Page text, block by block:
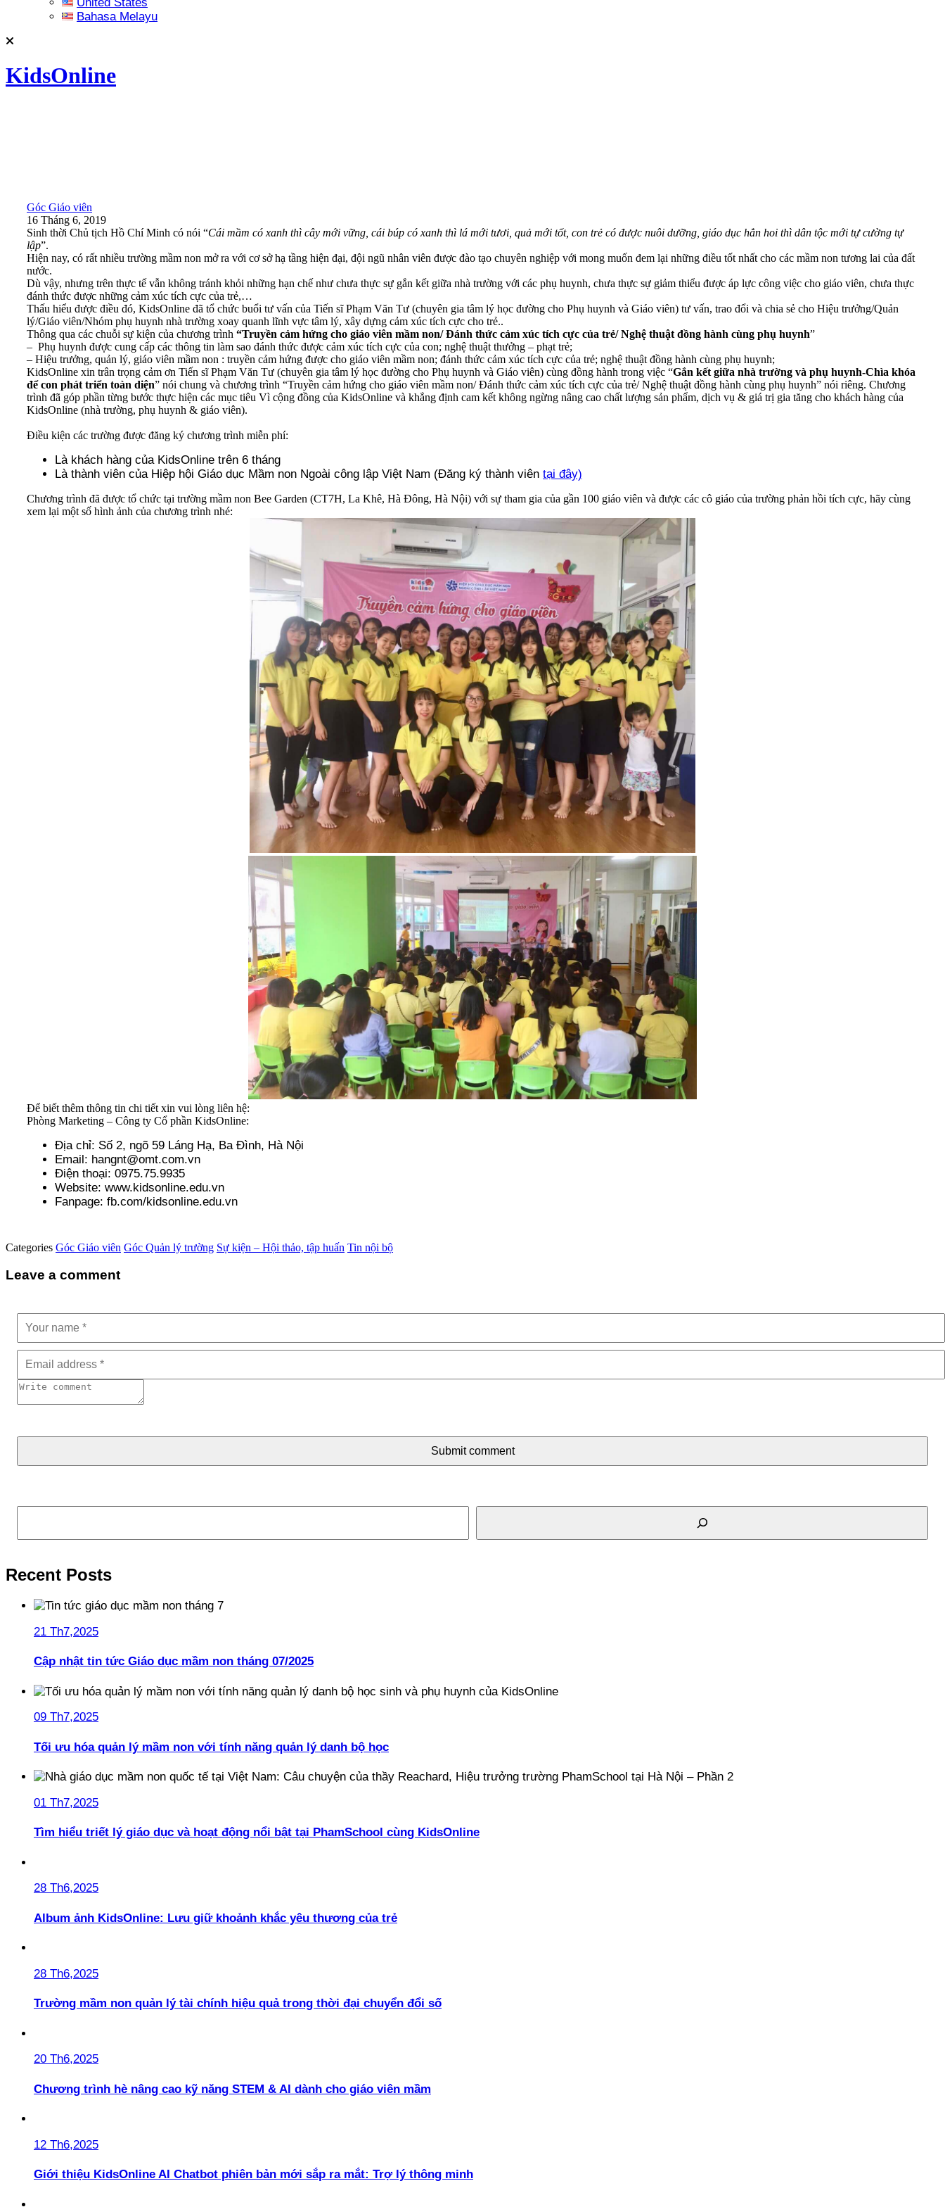
Bahasa Melayu
KidsOnline
Góc Giáo viên
16 Tháng 6, 2019
Sinh thời Chủ tịch Hồ Chí Minh có nói “Cái mầm có xanh thì cây mới vững, cái búp có xanh thì lá mới tươi, quả mới tốt, con trẻ có được nuôi dưỡng, giáo dục hẳn hoi thì dân tộc mới tự cường tự
lập”.
Hiện nay, có rất nhiều trường mầm non mở ra với cơ sở hạ tầng hiện đại, đội ngũ nhân viên được đào tạo chuyên nghiệp với mong muốn đem lại những điều tốt nhất cho các mầm non tương lai của đất
nước.
Dù vậy, nhưng trên thực tế vẫn không tránh khỏi những hạn chế như chưa thực sự gắn kết giữa nhà trường với các phụ huynh, chưa thực sự giảm thiểu được áp lực công việc cho giáo viên, chưa thực
đánh thức được những cảm xúc tích cực của trẻ,…
Thấu hiểu được điều đó, KidsOnline đã tổ chức buổi tư vấn của Tiến sĩ Phạm Văn Tư (chuyên gia tâm lý học đường cho Phụ huynh và Giáo viên) tư vấn, trao đổi và chia sẻ cho Hiệu trưởng/Quản
lý/Giáo viên/Nhóm phụ huynh nhà trường xoay quanh lĩnh vực tâm lý, xây dựng cảm xúc tích cực cho trẻ..
Thông qua các chuỗi sự kiện của chương trình “Truyền cảm hứng cho giáo viên mầm non/ Đánh thức cảm xúc tích cực của trẻ/ Nghệ thuật đồng hành cùng phụ huynh”
– Phụ huynh được cung cấp các thông tin làm sao đánh thức được cảm xúc tích cực của con; nghệ thuật thưởng – phạt trẻ;
– Hiệu trưởng, quản lý, giáo viên mầm non : truyền cảm hứng được cho giáo viên mầm non; đánh thức cảm xúc tích cực của trẻ; nghệ thuật đồng hành cùng phụ huynh;
KidsOnline xin trân trọng cảm ơn Tiến sĩ Phạm Văn Tư (chuyên gia tâm lý học đường cho Phụ huynh và Giáo viên) cùng đồng hành trong việc “Gắn kết giữa nhà trường và phụ huynh-Chìa khóa
để con phát triển toàn diện” nói chung và chương trình “Truyền cảm hứng cho giáo viên mầm non/ Đánh thức cảm xúc tích cực của trẻ/ Nghệ thuật đồng hành cùng phụ huynh” nói riêng. Chương
trình đã góp phần từng bước thực hiện các mục tiêu Vì cộng đồng của KidsOnline và khẳng định cam kết không ngừng nâng cao chất lượng sản phẩm, dịch vụ & giá trị gia tăng cho khách hàng của
KidsOnline (nhà trường, phụ huynh & giáo viên).
Điều kiện các trường được đăng ký chương trình miễn phí:
Là khách hàng của KidsOnline trên 6 tháng
Là thành viên của Hiệp hội Giáo dục Mầm non Ngoài công lập Việt Nam (Đăng ký thành viên tại đây)
Chương trình đã được tổ chức tại trường mầm non Bee Garden (CT7H, La Khê, Hà Đông, Hà Nội) với sự tham gia của gần 100 giáo viên và được các cô giáo của trường phản hồi tích cực, hãy cùng
xem lại một số hình ảnh của chương trình nhé:
Để biết thêm thông tin chi tiết xin vui lòng liên hệ:
Phòng Marketing – Công ty Cổ phần KidsOnline:
Địa chỉ: Số 2, ngõ 59 Láng Hạ, Ba Đình, Hà Nội
Email: hangnt@omt.com.vn
Điện thoại: 0975.75.9935
Website: www.kidsonline.edu.vn
Fanpage: fb.com/kidsonline.edu.vn
Categories Góc Giáo viên Góc Quản lý trường Sự kiện – Hội thảo, tập huấn Tin nội bộ
Leave a comment
Submit comment
Tìm kiếm
Recent Posts
21 Th7,2025
Cập nhật tin tức Giáo dục mầm non tháng 07/2025
09 Th7,2025
Tối ưu hóa quản lý mầm non với tính năng quản lý danh bộ học
01 Th7,2025
Tìm hiểu triết lý giáo dục và hoạt động nổi bật tại PhamSchool cùng KidsOnline
28 Th6,2025
Album ảnh KidsOnline: Lưu giữ khoảnh khắc yêu thương của trẻ
28 Th6,2025
Trường mầm non quản lý tài chính hiệu quả trong thời đại chuyển đổi số
20 Th6,2025
Chương trình hè nâng cao kỹ năng STEM & AI dành cho giáo viên mầm
12 Th6,2025
Giới thiệu KidsOnline AI Chatbot phiên bản mới sắp ra mắt: Trợ lý thông minh